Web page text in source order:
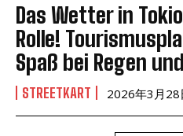
Das Wetter in
Rolle!
Spaß bei Regen
STREETKART 2026年3月28